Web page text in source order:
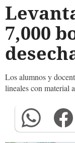
7,000
Los alumnos y
lineales con material